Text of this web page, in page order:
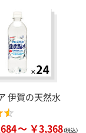
伊賀の天然水
￥3,368